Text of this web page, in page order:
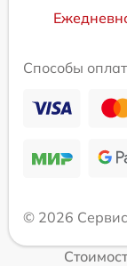
Способы
© 2026